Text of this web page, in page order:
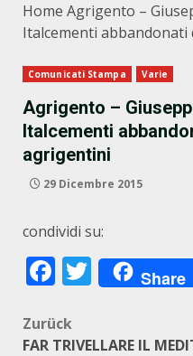
Home Agrigento –
Italcementi
Comunicati Stampa Varie
Agrigento –
Italcementi
agrigentini
29 Dicembre 2015
condividi su:
Facebook
Twitter
Share
Zurück
FAR TRIVELLARE IL